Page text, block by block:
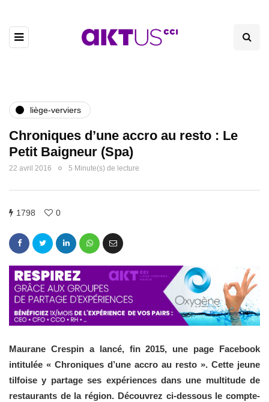
liège-verviers
Chroniques d’une accro au resto : Le
Petit Baigneur (Spa)
22 avril 2016 5 Minute(s) de lecture
1798 0
Maurane Crespin a lancé, fin 2015, une page Facebook
intitulée « Chroniques d’une accro au resto ». Cette jeune
tilfoise y partage ses expériences dans une multitude de
restaurants de la région. Découvrez ci-dessous le compte-